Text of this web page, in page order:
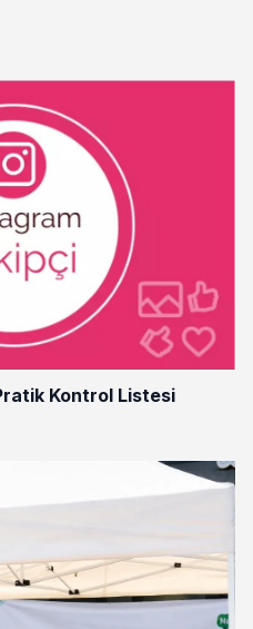
Kontrol Listesi